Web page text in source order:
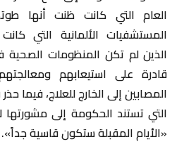
العام التي كانت ظنت أنها
المستشفيات الألمانية التي
الذين لم تكن المنظومات الصحية
قادرة على استيعابهم
المصابين إلى الخارج للعلاج، فيما
التي تستند الحكومة إلى مشورتها
«الأيام المقبلة ستكون قاسية جداً».